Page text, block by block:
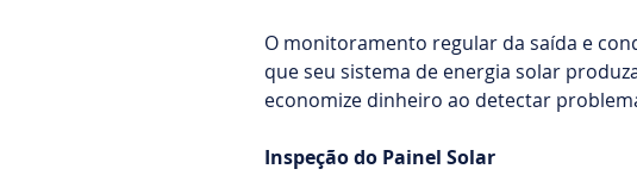
O monitoramento regular da saída e
que seu sistema de energia solar
economize dinheiro ao detectar
Inspeção do Painel Solar